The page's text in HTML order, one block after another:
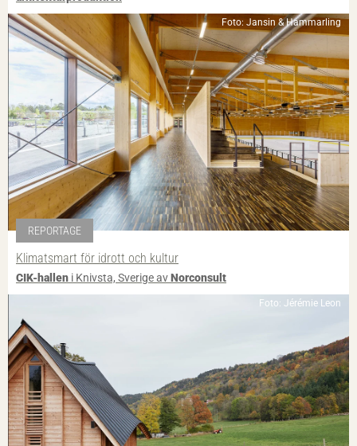
Foto: Jansin & Hammarling
REPORTAGE
Klimatsmart för idrott och kultur
CIK-hallen i Knivsta, Sverige avNorconsult
Foto: Jérémie Leon